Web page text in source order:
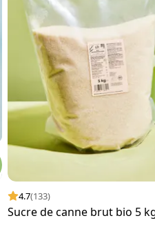
4.7(133)
Sucre de canne brut bio 5